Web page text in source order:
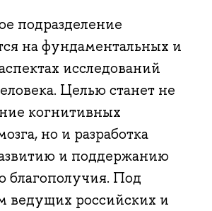
подразделение
на фундаментальных и
исследований
Целью станет не
когнитивных
но и разработка
и поддержанию
благополучия. Под
ведущих российских и